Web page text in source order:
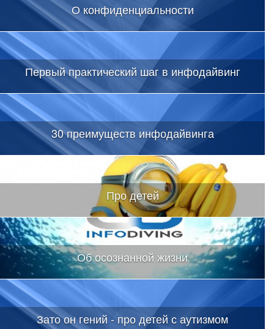
О конфиденциальности
Первый практический шаг в инфодайвинг
30 преимуществ инфодайвинга
Про детей
Об осознанной жизни
Зато он гений - про детей с аутизмом